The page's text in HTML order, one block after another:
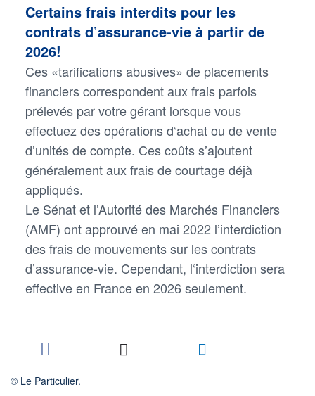
Certains frais interdits pour les
contrats d’assurance-vie à partir de
2026!
Ces «tarifications abusives» de placements
financiers correspondent aux frais parfois
prélevés par votre gérant lorsque vous
effectuez des opérations d‘achat ou de vente
d’unités de compte. Ces coûts s’ajoutent
généralement aux frais de courtage déjà
appliqués.
Le Sénat et l’Autorité des Marchés Financiers
(AMF) ont approuvé en mai 2022 l’interdiction
des frais de mouvements sur les contrats
d’assurance-vie. Cependant, l‘interdiction sera
effective en France en 2026 seulement.
© Le Particulier.